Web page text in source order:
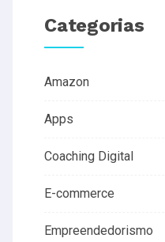
Categorias
Amazon
Apps
Coaching Digital
E-commerce
Empreendedorismo